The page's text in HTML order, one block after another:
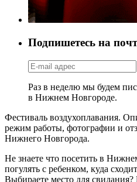
Подпишетесь на
Раз в неделю мы будем
в Нижнем Новгороде.
Фестиваль воздухоплавания.
режим работы, фотографии и
Нижнего Новгорода.
Не знаете что посетить в
погулять с ребенком, куда
Выбираете место для